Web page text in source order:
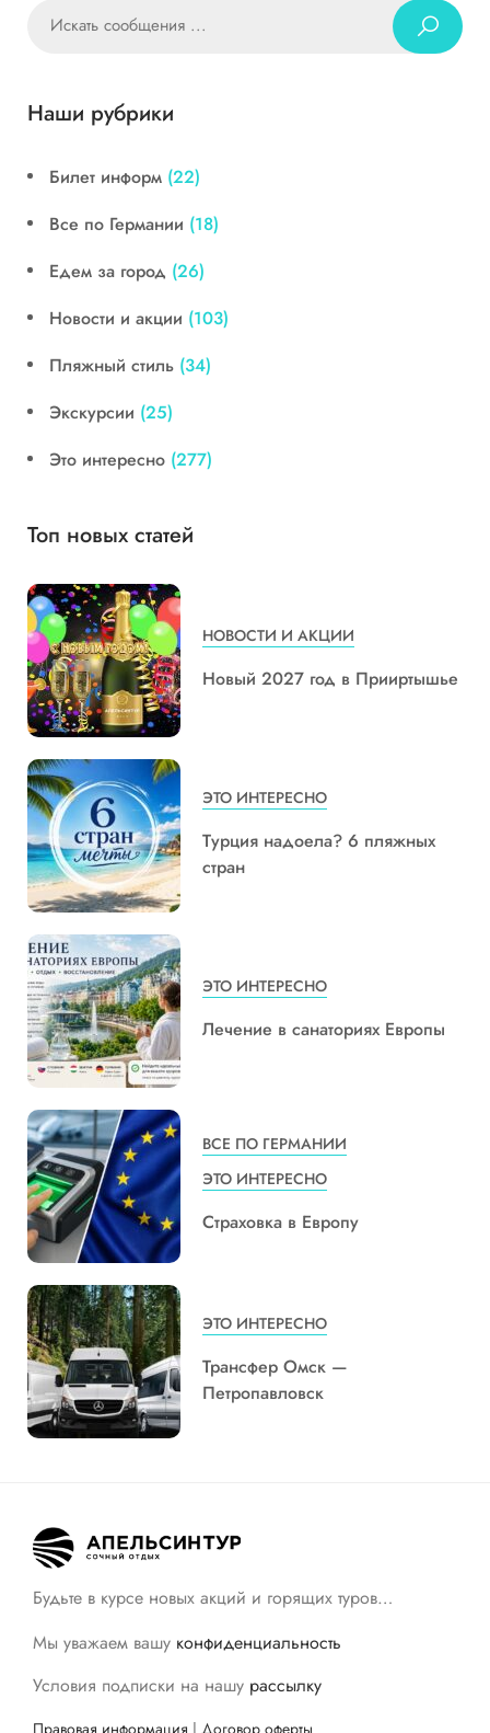
Наши рубрики
Билет информ (22)
Все по Германии (18)
Едем за город (26)
Новости и акции (103)
Пляжный стиль (34)
Экскурсии (25)
Это интересно (277)
Топ новых статей
НОВОСТИ И АКЦИИ
Новый 2027 год в Прииртышье
ЭТО ИНТЕРЕСНО
Турция надоела? 6 пляжных
стран
ЭТО ИНТЕРЕСНО
Лечение в санаториях Европы
ВСЕ ПО ГЕРМАНИИ
ЭТО ИНТЕРЕСНО
Страховка в Европу
ЭТО ИНТЕРЕСНО
Трансфер Омск —
Петропавловск
Будьте в курсе новых акций и горящих туров…
Мы уважаем вашу конфиденциальность
Условия подписки на нашу рассылку